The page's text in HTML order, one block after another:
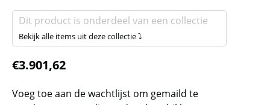
Dit product is onderdeel van een collectie
Bekijk alle items uit deze collectie ⤵
€3.901,62
Voeg toe aan de wachtlijst om gemaild te